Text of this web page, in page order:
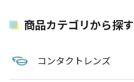
商品カテゴリから探す
コンタクトレンズ